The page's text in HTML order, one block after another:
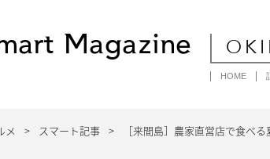
Magazine
HOME
メ スマート記事 ［来間島］農家直営店で食べ